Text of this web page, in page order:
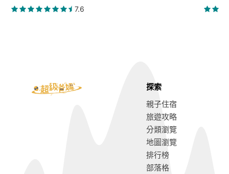
7.6
探索
親子住宿
旅遊攻略
分類瀏覽
地圖瀏覽
排行榜
部落格